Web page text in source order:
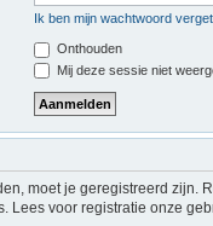
Ik ben mijn wachtwoord
Onthouden
Mij deze sessie niet
moet je geregistreerd zijn.
Lees voor registratie onze